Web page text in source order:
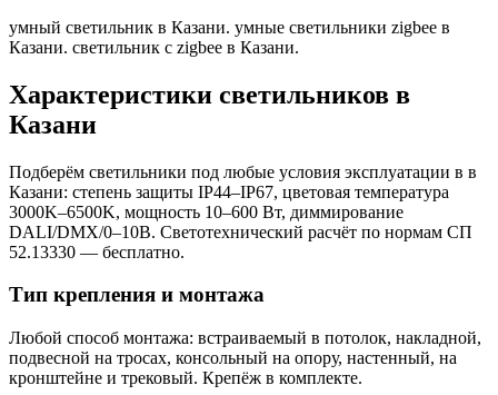
умный светильник в Казани. умные светильники zigbee в
Казани. светильник с zigbee в Казани.
Характеристики светильников в
Казани
Подберём светильники под любые условия эксплуатации в в
Казани: степень защиты IP44–IP67, цветовая температура
3000K–6500K, мощность 10–600 Вт, диммирование
DALI/DMX/0–10В. Светотехнический расчёт по нормам СП
52.13330 — бесплатно.
Тип крепления и монтажа
Любой способ монтажа: встраиваемый в потолок, накладной,
подвесной на тросах, консольный на опору, настенный, на
кронштейне и трековый. Крепёж в комплекте.